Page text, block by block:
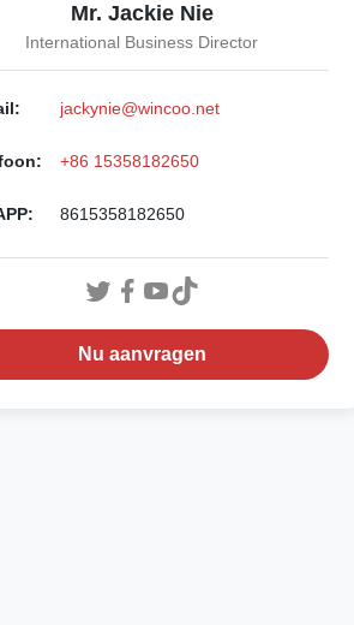
Mr. Jackie Nie
International Business Director
jackynie@wincoo.net
+86 15358182650
8615358182650
Nu aanvragen